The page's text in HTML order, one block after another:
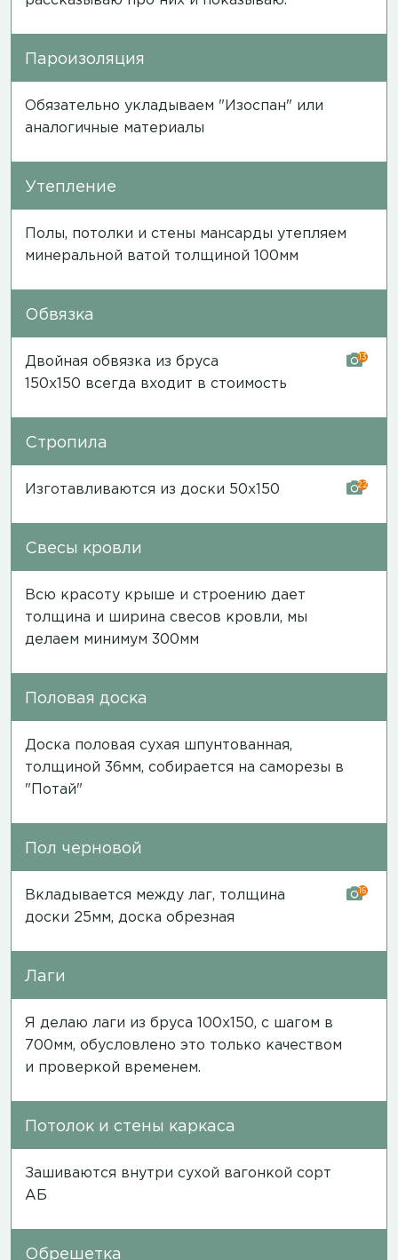
Пароизоляция
Обязательно укладываем "Изоспан" или
аналогичные материалы
Утепление
Полы, потолки и стены мансарды утепляем
минеральной ватой толщиной 100мм
Обвязка
Двойная обвязка из бруса
150х150 всегда входит в стоимость
13
Стропила
Изготавливаются из доски 50х150 22
Свесы кровли
Всю красоту крыше и строению дает
толщина и ширина свесов кровли, мы
делаем минимум 300мм
Половая доска
Доска половая сухая шпунтованная,
толщиной 36мм, собирается на саморезы в
"Потай"
Пол черновой
Вкладывается между лаг, толщина
доски 25мм, доска обрезная
16
Лаги
Я делаю лаги из бруса 100х150, с шагом в
700мм, обусловлено это только качеством
и проверкой временем.
Потолок и стены каркаса
Зашиваются внутри сухой вагонкой сорт
АБ
Обрешетка